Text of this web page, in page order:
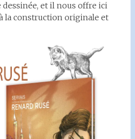
dessinée, et il nous offre ici
la construction originale et